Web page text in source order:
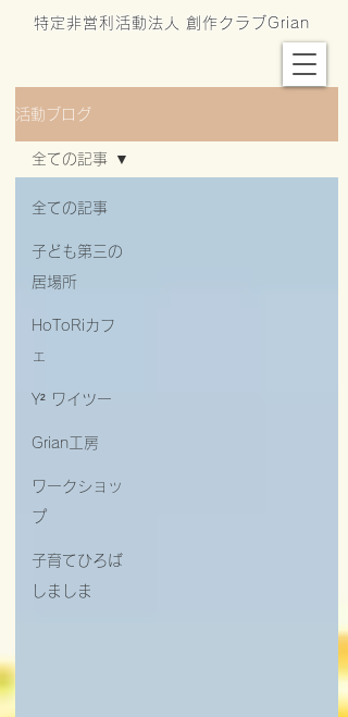
特定非営利活動法人 創作クラブGrian
活動ブログ
全ての記事
子ども第三の
居場所
HoToRiカフ
ェ
Y² ワイツー
Grian工房
ワークショッ
プ
子育てひろば
しましま
全ての記事